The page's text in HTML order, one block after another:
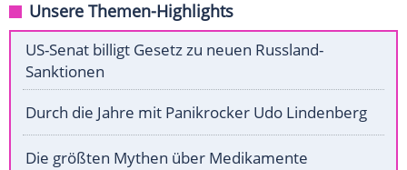
Unsere Themen-Highlights
US-Senat billigt Gesetz zu neuen Russland-
Sanktionen
Durch die Jahre mit Panikrocker Udo Lindenberg
Die größten Mythen über Medikamente